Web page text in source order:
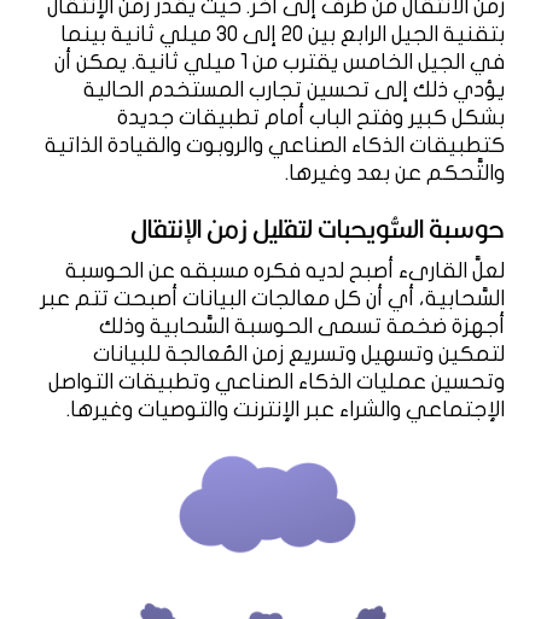
زمن الانتقال من طرف إلى آخر. حيث يقدَّر زمن الإنتقال
بتقنية الجيل الرابع بين 20 إلى 30 ميلي ثانية بينما
في الجيل الخامس يقترب من 1 ميلي ثانية. يمكن أن
يؤدي ذلك إلى تحسين تجارب المستخدم الحالية
بشكل كبير وفتح الباب أمام تطبيقات جديدة
كتطبيقات الذكاء الصناعي والروبوت والقيادة الذاتية
والتَّحكم عن بعد وغيرها.
حوسبة السُّويحبات لتقليل زمن الإنتقال
لعلَّ القارىء أصبح لديه فكره مسبقه عن الحوسبة
السَّحابية، أي أن كل معالجات البيانات أصبحت تتم عبر
أجهزة ضخمة تسمى الحوسبة السَّحابية وذلك
لتمكين وتسهيل وتسريع زمن المُعالجة للبيانات
وتحسين عمليات الذكاء الصناعي وتطبيقات التواصل
الإجتماعي والشراء عبر الإنترنت والتوصيات وغيرها.